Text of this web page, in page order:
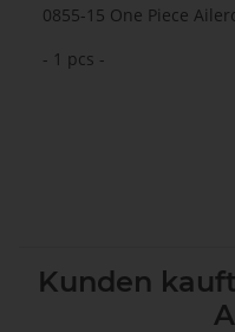
0855-15 One Piece
- 1 pcs -
Kunden